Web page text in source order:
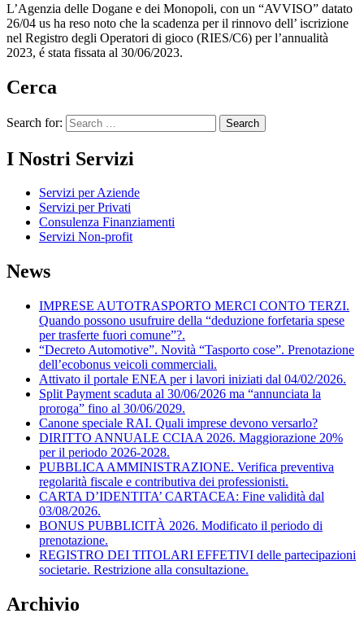
L’Agenzia delle Dogane e dei Monopoli, con un “AVVISO” datato
26/04 us ha reso noto che la scadenza per il rinnovo dell’ iscrizione
nel Registro degli Operatori di gioco (RIES/C6) per l’annualità
2023, é stata fissata al 30/06/2023.
Cerca
Search for:
I Nostri Servizi
Servizi per Aziende
Servizi per Privati
Consulenza Finanziamenti
Servizi Non-profit
News
IMPRESE AUTOTRASPORTO MERCI CONTO TERZI.
Quando possono usufruire della “deduzione forfetaria spese
per trasferte fuori comune”?.
“Decreto Automotive”. Novità “Tasporto cose”. Prenotazione
dell’ecobonus veicoli commerciali.
Attivato il portale ENEA per i lavori iniziati dal 04/02/2026.
Split Payment scaduta al 30/06/2026 ma “annunciata la
proroga” fino al 30/06/2029.
Canone speciale RAI. Quali imprese devono versarlo?
DIRITTO ANNUALE CCIAA 2026. Maggiorazione 20%
per il periodo 2026-2028.
PUBBLICA AMMINISTRAZIONE. Verifica preventiva
regolarità fiscale e contributiva dei professionisti.
CARTA D’IDENTITA’ CARTACEA: Fine validità dal
03/08/2026.
BONUS PUBBLICITÀ 2026. Modificato il periodo di
prenotazione.
REGISTRO DEI TITOLARI EFFETIVI delle partecipazioni
societarie. Restrizione alla consultazione.
Archivio